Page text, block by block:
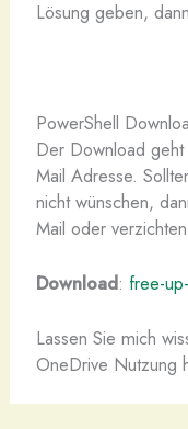
Lösung geben,
PowerShell
Der Download
Mail Adresse.
nicht wünschen,
Mail oder
Download: free-
Lassen Sie mich
OneDrive Nutzung